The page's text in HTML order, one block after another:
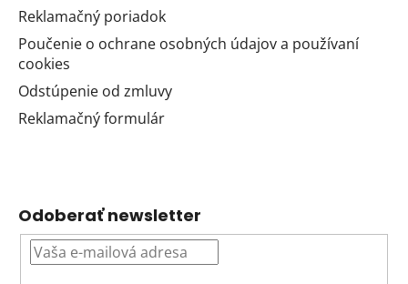
Reklamačný poriadok
Poučenie o ochrane osobných údajov a používaní
cookies
Odstúpenie od zmluvy
Reklamačný formulár
Odoberať newsletter